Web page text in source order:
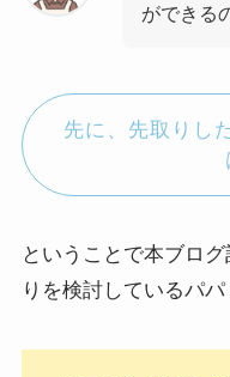
ができる
先に、先取りし
ということで本ブロ
りを検討しているパ